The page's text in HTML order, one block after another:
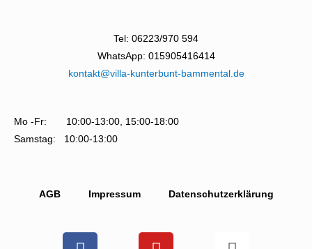
Tel: 06223/970 594
WhatsApp: 015905416414
kontakt@villa-kunterbunt-bammental.de
Mo -Fr: 10:00-13:00, 15:00-18:00
Samstag: 10:00-13:00
AGB Impressum Datenschutzerklärung
F
Y